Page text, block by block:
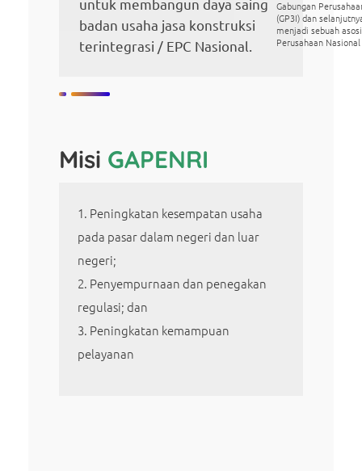
Gabungan
(GP3I) dan
menjadi sebuah
Perusahaan
untuk membangun daya saing
badan usaha jasa konstruksi
terintegrasi / EPC Nasional.
Misi GAPENRI
Peningkatan kesempatan usaha
pada pasar dalam negeri dan luar
negeri;
Penyempurnaan dan penegakan
regulasi; dan
Peningkatan kemampuan
pelayanan